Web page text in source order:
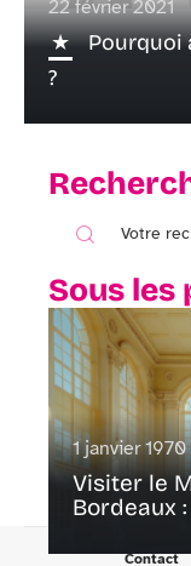
22 février 2021
Pourquoi
?
Sous
1 janvier 1970
Visiter le
Bordeaux
Contact